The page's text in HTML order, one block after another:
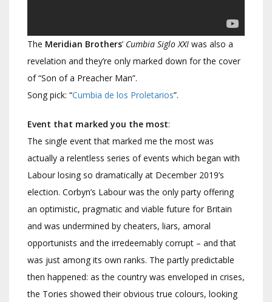
The Meridian Brothers’ Cumbia Siglo XXI was also a
revelation and they’re only marked down for the cover
of “Son of a Preacher Man”.
Song pick: “Cumbia de los Proletarios”.
Event that marked you the most:
The single event that marked me the most was
actually a relentless series of events which began with
Labour losing so dramatically at December 2019’s
election. Corbyn’s Labour was the only party offering
an optimistic, pragmatic and viable future for Britain
and was undermined by cheaters, liars, amoral
opportunists and the irredeemably corrupt – and that
was just among its own ranks. The partly predictable
then happened: as the country was enveloped in crises,
the Tories showed their obvious true colours, looking